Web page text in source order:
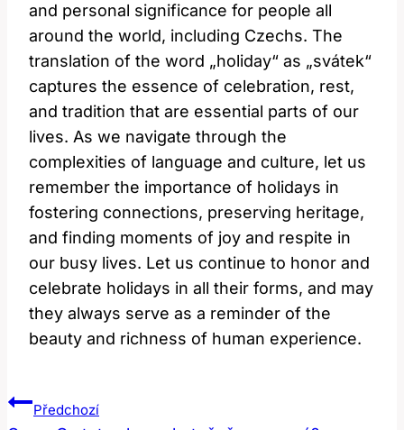
and personal significance for people all
around the world, including Czechs. The
translation of the word „holiday“ as „svátek“
captures the essence of celebration, rest,
and tradition that are essential parts of our
lives. As we navigate through the
complexities of language and culture, let us
remember the importance of holidays in
fostering connections, preserving heritage,
and finding moments of joy and respite in
our busy lives. Let us continue to honor and
celebrate holidays in all their forms, and may
they always serve as a reminder of the
beauty and richness of human experience.
Navigace
Předchozí